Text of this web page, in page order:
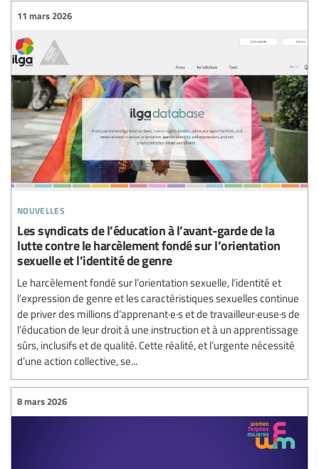
nouvelles
11 mars 2026
Les syndicats de l’éducation à l’avant-garde de la
lutte contre le harcèlement fondé sur l’orientation
sexuelle et l’identité de genre
Le harcèlement fondé sur l’orientation sexuelle, l’identité et
l’expression de genre et les caractéristiques sexuelles continue
de priver des millions d’apprenant·e·s et de travailleur·euse·s de
l’éducation de leur droit à une instruction et à un apprentissage
sûrs, inclusifs et de qualité. Cette réalité, et l’urgente nécessité
d’une action collective, se...
8 mars 2026